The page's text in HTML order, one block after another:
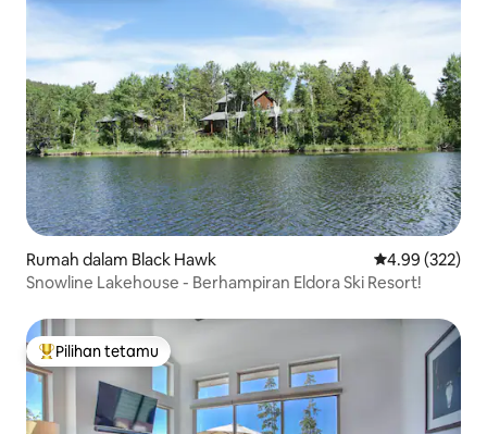
Rumah dalam Black Hawk Penarafan
4.99 (322)
Snowline Lakehouse - Berhampiran Eldora Ski Resort!
Pilihan utama tetamu
Pilihan tetamu